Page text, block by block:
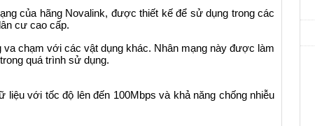
của hãng Novalink, được thiết kế để sử dụng trong các
cư cao cấp.
chạm với các vật dụng khác. Nhân mạng này được làm
quá trình sử dụng.
với tốc độ lên đến 100Mbps và khả năng chống nhiễu